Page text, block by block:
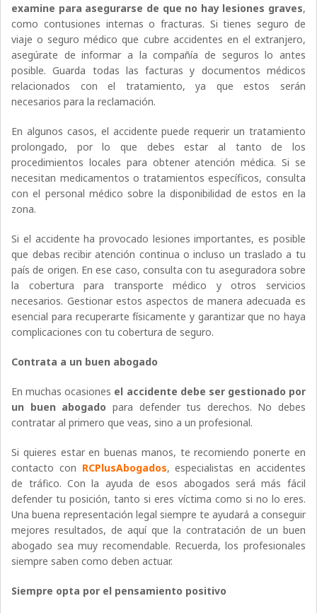
examine para asegurarse de que no hay lesiones graves,
como contusiones internas o fracturas. Si tienes seguro de
viaje o seguro médico que cubre accidentes en el extranjero,
asegúrate de informar a la compañía de seguros lo antes
posible. Guarda todas las facturas y documentos médicos
relacionados con el tratamiento, ya que estos serán
necesarios para la reclamación.
En algunos casos, el accidente puede requerir un tratamiento
prolongado, por lo que debes estar al tanto de los
procedimientos locales para obtener atención médica. Si se
necesitan medicamentos o tratamientos específicos, consulta
con el personal médico sobre la disponibilidad de estos en la
zona.
Si el accidente ha provocado lesiones importantes, es posible
que debas recibir atención continua o incluso un traslado a tu
país de origen. En ese caso, consulta con tu aseguradora sobre
la cobertura para transporte médico y otros servicios
necesarios. Gestionar estos aspectos de manera adecuada es
esencial para recuperarte físicamente y garantizar que no haya
complicaciones con tu cobertura de seguro.
Contrata a un buen abogado
En muchas ocasiones el accidente debe ser gestionado por
un buen abogado para defender tus derechos. No debes
contratar al primero que veas, sino a un profesional.
Si quieres estar en buenas manos, te recomiendo ponerte en
contacto con RCPlusAbogados, especialistas en accidentes
de tráfico. Con la ayuda de esos abogados será más fácil
defender tu posición, tanto si eres víctima como si no lo eres.
Una buena representación legal siempre te ayudará a conseguir
mejores resultados, de aquí que la contratación de un buen
abogado sea muy recomendable. Recuerda, los profesionales
siempre saben como deben actuar.
Siempre opta por el pensamiento positivo